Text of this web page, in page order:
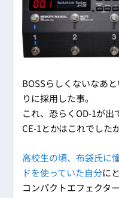
BOSSらしくないなあ
りに採用した事。
これ、恐らくOD-1が
CE-1とかはこれでしたが
高校生の頃、布袋氏に
ドを使っていた自分に
コンパクトエフェクタ